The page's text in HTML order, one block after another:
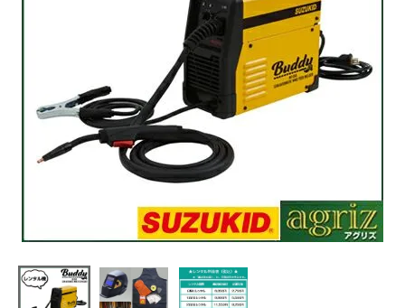
利用ガイド FAQ
メールでのお問い合わせ
info@agriz.net